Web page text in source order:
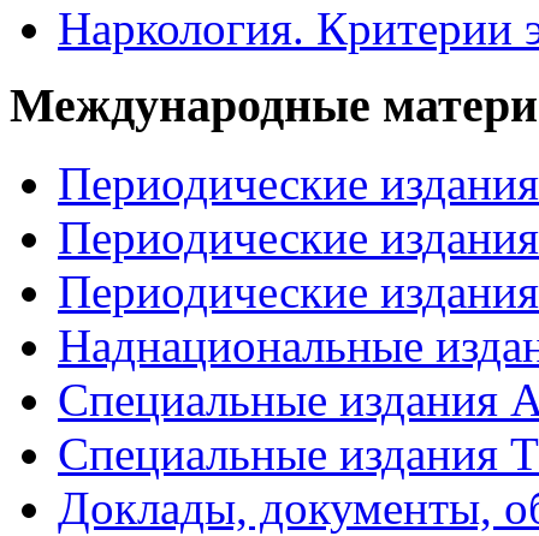
Наркология. Критерии
Международные
Периодические
Периодические
Периодические
Наднациональные
Специальные издания
Специальные издания
Доклады, документы,